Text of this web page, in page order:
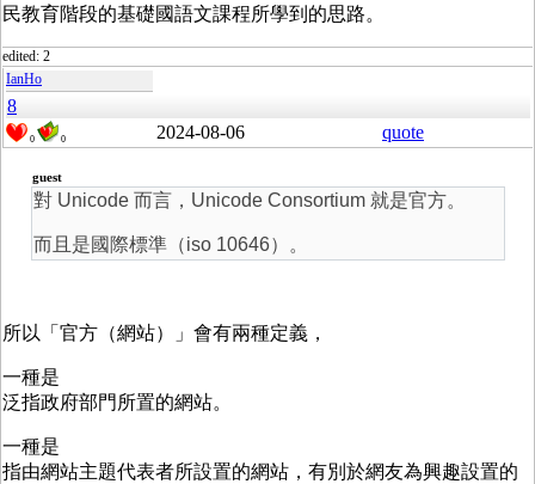
民教育階段的基礎國語文課程所學到的思路。
edited: 2
IanHo
8
0 0 2024-08-06 quote
guest
對 Unicode 而言， Unicode Consortium 就是官方。
而且是國際標準（iso 10646）。
所以「官方（網站）」會有兩種定義，
一種是
泛指政府部門所置的網站。
一種是
指由網站主題代表者所設置的網站，有別於網友為興趣設置的